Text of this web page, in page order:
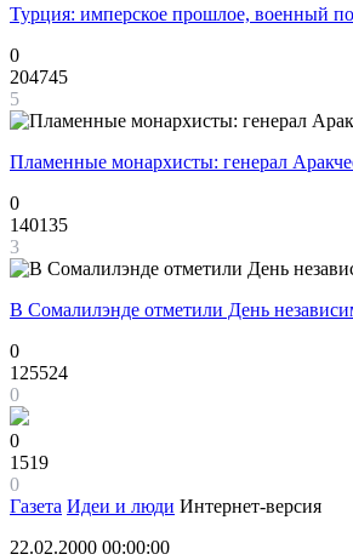
Турция: имперское прошлое, военный
0
204745
5
Пламенные монархисты: генерал
0
140135
3
В Сомалилэнде отметили День
0
125524
0
0
1519
0
Газета Идеи и люди Интернет-версия
22.02.2000 00:00:00